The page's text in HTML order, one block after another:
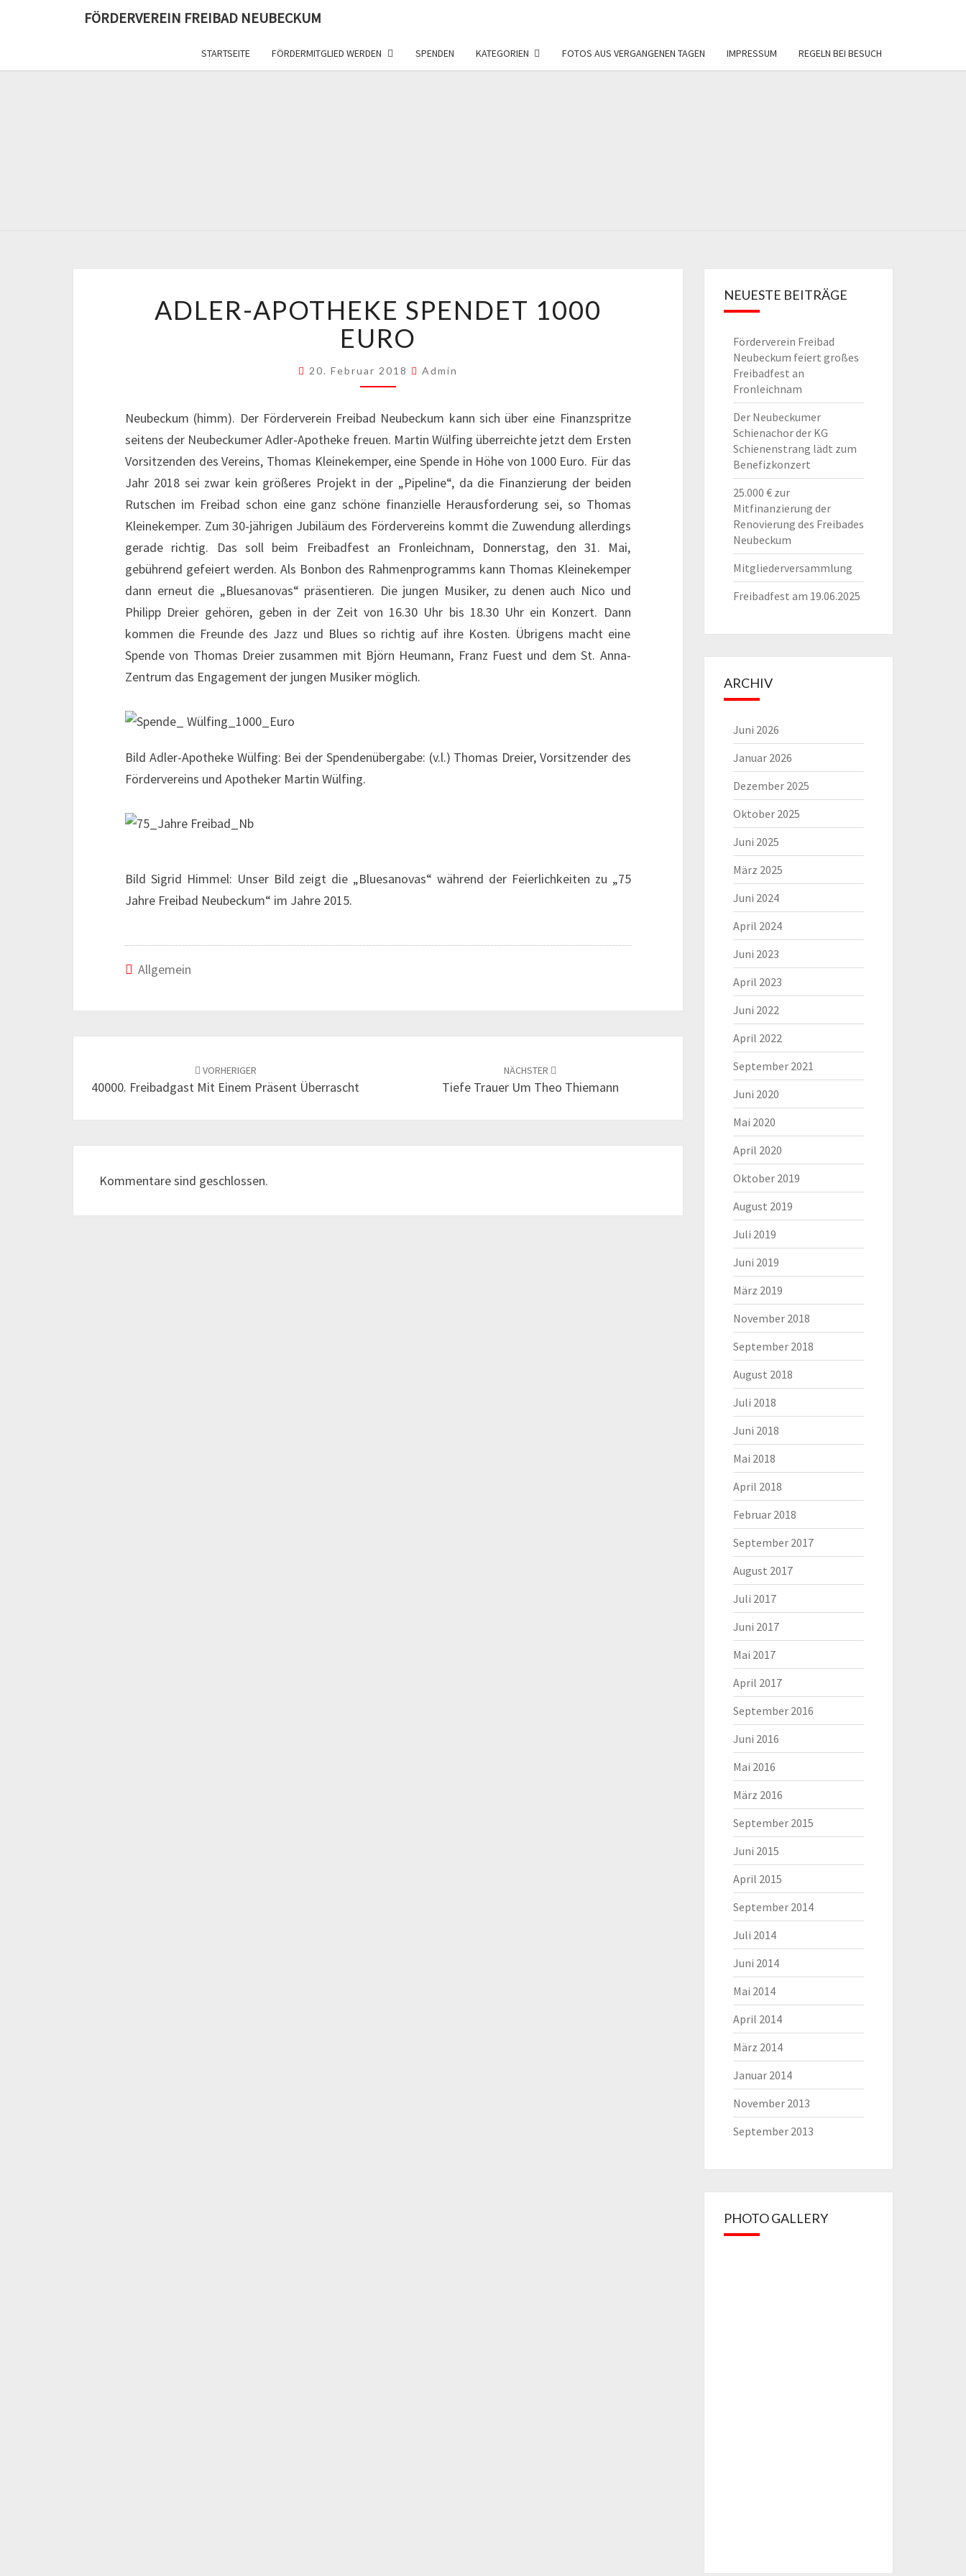
FÖRDERVEREIN FREIBAD NEUBECKUM
STARTSEITE FÖRDERMITGLIED WERDEN SPENDEN KATEGORIEN FOTOS AUS VERGANGENEN TAGEN IMPRESSUM REGELN BEI BESUCH
APOTHEKE
SPENDET
1000
ADLER-APOTHEKE SPENDET 1000
EURO
20. Februar 2018 Admin
Neubeckum (himm). Der Förderverein Freibad Neubeckum kann sich über eine Finanzspritze
seitens der Neubeckumer Adler-Apotheke freuen. Martin Wülfing überreichte jetzt dem Ersten
Vorsitzenden des Vereins, Thomas Kleinekemper, eine Spende in Höhe von 1000 Euro. Für das
Jahr 2018 sei zwar kein größeres Projekt in der „Pipeline“, da die Finanzierung der beiden
Rutschen im Freibad schon eine ganz schöne finanzielle Herausforderung sei, so Thomas
Kleinekemper. Zum 30-jährigen Jubiläum des Fördervereins kommt die Zuwendung allerdings
gerade richtig. Das soll beim Freibadfest an Fronleichnam, Donnerstag, den 31. Mai,
gebührend gefeiert werden. Als Bonbon des Rahmenprogramms kann Thomas Kleinekemper
dann erneut die „Bluesanovas“ präsentieren. Die jungen Musiker, zu denen auch Nico und
Philipp Dreier gehören, geben in der Zeit von 16.30 Uhr bis 18.30 Uhr ein Konzert. Dann
kommen die Freunde des Jazz und Blues so richtig auf ihre Kosten. Übrigens macht eine
Spende von Thomas Dreier zusammen mit Björn Heumann, Franz Fuest und dem St. Anna-
Zentrum das Engagement der jungen Musiker möglich.
Bild Adler-Apotheke Wülfing: Bei der Spendenübergabe: (v.l.) Thomas Dreier, Vorsitzender des
Fördervereins und Apotheker Martin Wülfing.
Bild Sigrid Himmel: Unser Bild zeigt die „Bluesanovas“ während der Feierlichkeiten zu „75
Jahre Freibad Neubeckum“ im Jahre 2015.
Allgemein
VORHERIGER
40000. Freibadgast Mit Einem Präsent Überrascht
NÄCHSTER
Tiefe Trauer Um Theo Thiemann
Kommentare sind geschlossen.
NEUESTE BEITRÄGE
Förderverein Freibad
Neubeckum feiert großes
Freibadfest an
Fronleichnam
Der Neubeckumer
Schienachor der KG
Schienenstrang lädt zum
Benefizkonzert
25.000 € zur
Mitfinanzierung der
Renovierung des Freibades
Neubeckum
Mitgliederversammlung
Freibadfest am 19.06.2025
ARCHIV
Juni 2026
Januar 2026
Dezember 2025
Oktober 2025
Juni 2025
März 2025
Juni 2024
April 2024
Juni 2023
April 2023
Juni 2022
April 2022
September 2021
Juni 2020
Mai 2020
April 2020
Oktober 2019
August 2019
Juli 2019
Juni 2019
März 2019
November 2018
September 2018
August 2018
Juli 2018
Juni 2018
Mai 2018
April 2018
Februar 2018
September 2017
August 2017
Juli 2017
Juni 2017
Mai 2017
April 2017
September 2016
Juni 2016
Mai 2016
März 2016
September 2015
Juni 2015
April 2015
September 2014
Juli 2014
Juni 2014
Mai 2014
April 2014
März 2014
Januar 2014
November 2013
September 2013
PHOTO GALLERY